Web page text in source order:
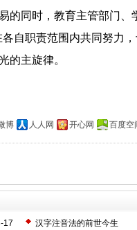
的同时，教育主管部门、
自职责范围内共同努力
的主旋律。
博 人人网 开心网 百度空
17
汉字注音法的前世今生